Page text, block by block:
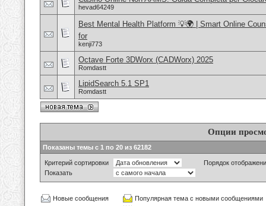
hevad64249
Best Mental Health Platform 💡🌍 | Smart Online
for
kenji773
Octave Forte 3DWorx (CADWorx) 2025
Romdastt
LipidSearch 5.1 SP1
Romdastt
Опции
Показаны темы с 1 по 20 из 62182
Критерий сортировки
Порядок
Показать
Новые сообщения
Популярная тема с новыми сообщениями